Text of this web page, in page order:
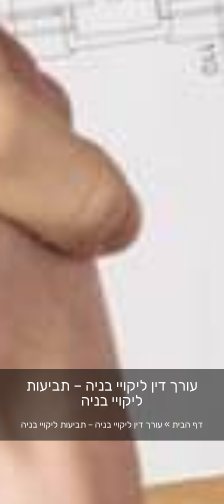
עורך דין ליקויי בניה – תביעות
ליקויי בניה
דף הבית»עורך דין ליקויי בניה – תביעות ליקויי בניה